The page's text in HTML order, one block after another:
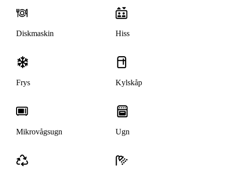
Diskmaskin Hiss
Frys Kylskåp
Mikrovågsugn Ugn